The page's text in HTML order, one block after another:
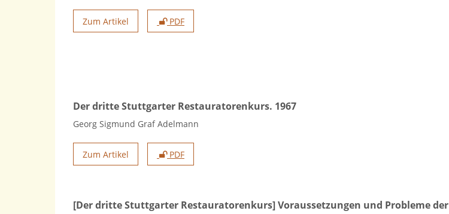
Zum Artikel PDF
Der dritte Stuttgarter Restauratorenkurs. 1967
Georg Sigmund Graf Adelmann
Zum Artikel PDF
[Der dritte Stuttgarter Restauratorenkurs] Voraussetzungen und Probleme der